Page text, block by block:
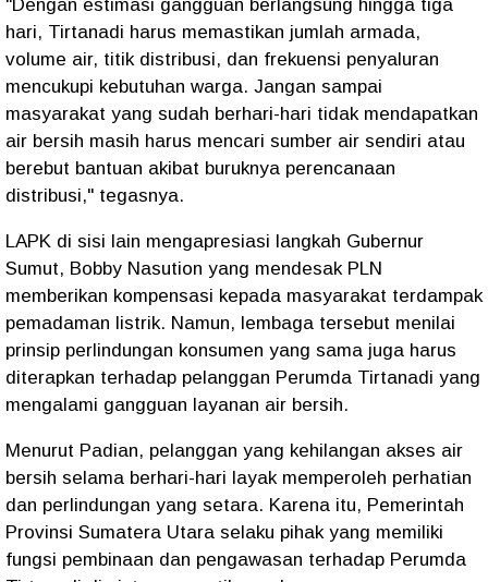
"Dengan estimasi gangguan berlangsung hingga tiga
hari, Tirtanadi harus memastikan jumlah armada,
volume air, titik distribusi, dan frekuensi penyaluran
mencukupi kebutuhan warga. Jangan sampai
masyarakat yang sudah berhari-hari tidak mendapatkan
air bersih masih harus mencari sumber air sendiri atau
berebut bantuan akibat buruknya perencanaan
distribusi," tegasnya.
LAPK di sisi lain mengapresiasi langkah Gubernur
Sumut, Bobby Nasution yang mendesak PLN
memberikan kompensasi kepada masyarakat terdampak
pemadaman listrik. Namun, lembaga tersebut menilai
prinsip perlindungan konsumen yang sama juga harus
diterapkan terhadap pelanggan Perumda Tirtanadi yang
mengalami gangguan layanan air bersih.
Menurut Padian, pelanggan yang kehilangan akses air
bersih selama berhari-hari layak memperoleh perhatian
dan perlindungan yang setara. Karena itu, Pemerintah
Provinsi Sumatera Utara selaku pihak yang memiliki
fungsi pembinaan dan pengawasan terhadap Perumda